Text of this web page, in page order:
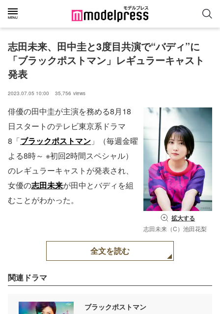
志田未来、田中圭と3度目共演で“バディ”に
「ブラックポストマン」レギュラーキャスト
発表
2023.07.05 10:00 35,756 views
拡大する
志田未来（C）池田花梨
俳優の田中圭が主演を務める8月18
日スタートのテレビ東京系ドラマ
8「ブラックポストマン 」（毎週金曜
よる8時～ ※初回2時間スペシャル）
のレギュラーキャストが発表され、
女優の志田未来が田中とバディを組
むことがわかった。
全文を読む
関連ドラマ
ブラックポストマン